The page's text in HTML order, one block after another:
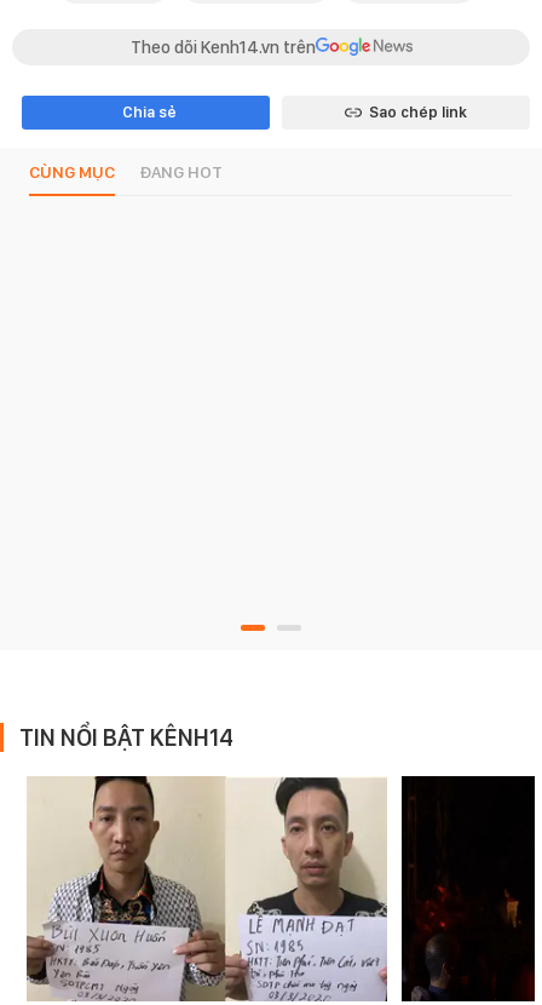
Theo dõi Kenh14.vn trên
Chia sẻ Sao chép link
CÙNG MỤC ĐANG HOT
TIN NỔI BẬT KÊNH14